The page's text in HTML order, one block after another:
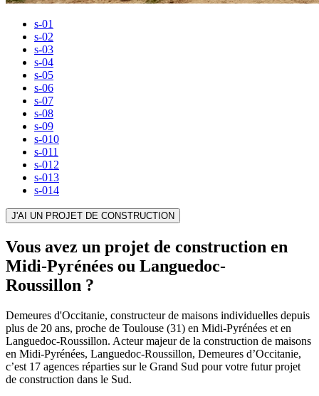
s-01
s-02
s-03
s-04
s-05
s-06
s-07
s-08
s-09
s-010
s-011
s-012
s-013
s-014
J'AI UN PROJET DE CONSTRUCTION
Vous avez un projet de construction en
Midi-Pyrénées ou Languedoc-
Roussillon ?
Demeures d'Occitanie, constructeur de maisons individuelles depuis
plus de 20 ans, proche de Toulouse (31) en Midi-Pyrénées et en
Languedoc-Roussillon. Acteur majeur de la construction de maisons
en Midi-Pyrénées, Languedoc-Roussillon, Demeures d’Occitanie,
c’est 17 agences réparties sur le Grand Sud pour votre futur projet
de construction dans le Sud.